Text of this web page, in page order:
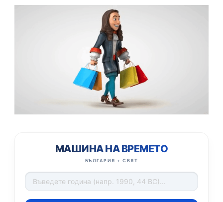
МАШИНА НА ВРЕМЕТО
БЪЛГАРИЯ + СВЯТ